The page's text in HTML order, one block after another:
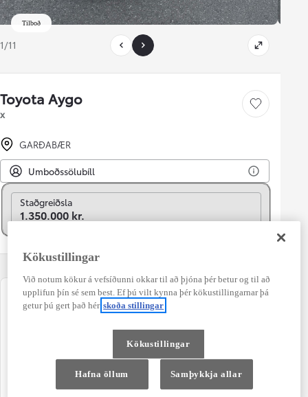
Tilboð
1/11
Toyota Aygo
x
Vista bíl
GARÐABÆR
Umboðssölubíll
Breyta í mánaðarlega
Staðgreiðsla
1.350.000 kr.
Lýsing
Nýskráning
63.000 km
Ábyrgð
Ekki BNB ábyrgð
Kökustillingar
Við notum kökur á vefsíðunni okkar til að þjóna þér betur og til að
upplifun þín sé sem best. Ef þú vilt kynna þér kökustillingarnar þá
getur þú gert það hér skoða stillingar
Kökustillingar
Hafna öllum Samþykkja allar